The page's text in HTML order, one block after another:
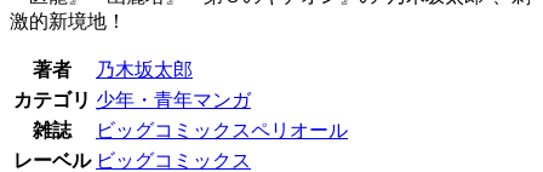
激的新境地！
著者
乃木坂太郎
カテゴリ 少年・青年マンガ
雑誌
ビッグコミックスペリオール
レーベル ビッグコミックス